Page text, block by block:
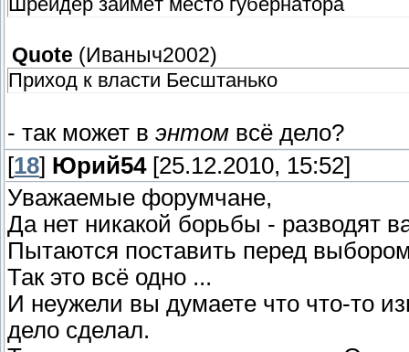
Quote (Иваныч2002)
Приход к власти Бесштанько
- так может в энтом всё дело?
[18] Юрий54[25.12.2010, 15:52]
Уважаемые форумчане,
Да нет никакой борьбы - разводят
Пытаются поставить перед
Так это всё одно ...
И неужели вы думаете что что-то
дело сделал.